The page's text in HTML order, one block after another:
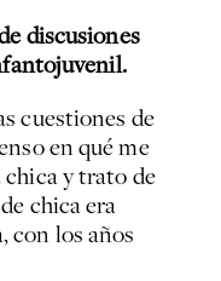
discusiones
cuestiones de
en qué me
chica y trato de
chica era
con los años